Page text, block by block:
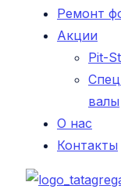
Ремонт
Акции
Pit-
валы
О нас
Контакты